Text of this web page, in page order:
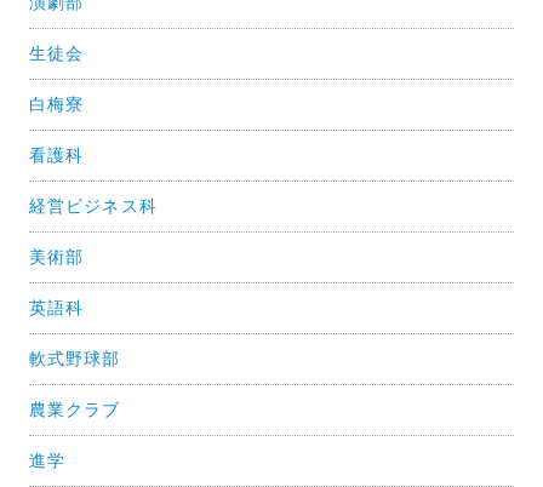
生徒会
白梅寮
看護科
経営ビジネス科
美術部
英語科
軟式野球部
農業クラブ
進学